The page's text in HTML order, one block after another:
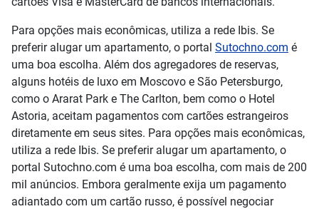
Para opções mais econômicas, utiliza a rede Ibis. Se
preferir alugar um apartamento, o portal Sutochno.com é
uma boa escolha. Além dos agregadores de reservas,
alguns hotéis de luxo em Moscovo e São Petersburgo,
como o Ararat Park e The Carlton, bem como o Hotel
Astoria, aceitam pagamentos com cartões estrangeiros
diretamente em seus sites. Para opções mais econômicas,
utiliza a rede Ibis. Se preferir alugar um apartamento, o
portal Sutochno.com é uma boa escolha, com mais de 200
mil anúncios. Embora geralmente exija um pagamento
adiantado com um cartão russo, é possível negociar